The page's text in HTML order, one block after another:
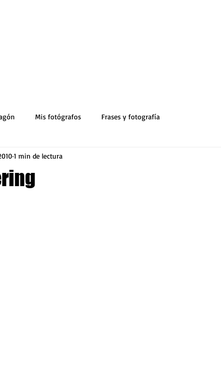
Mis fotógrafos Frases y fotografía
1 min de lectura